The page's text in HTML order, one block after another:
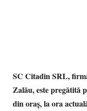
SC Citadin SRL,
Zalău, este pregătită
din oraș, la ora